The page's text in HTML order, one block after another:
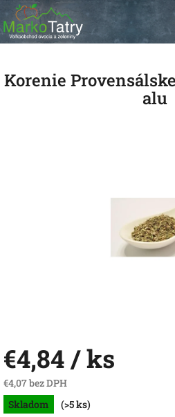
Prejsť
na
obsah
Korenie
alu
€4,84 / ks
€4,07 bez DPH
Jednotková
cena:
Skladom (>5 ks)